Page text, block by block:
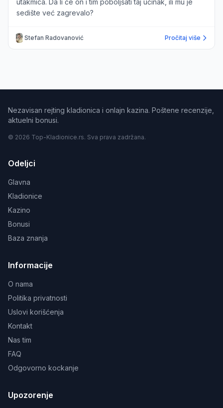
utakmica. Da li će on i tim poboljšati taj učinak, ili mu je
sedište već zagrevalo?
Stefan Radovanović Pročitaj više
Nezavisan rejting kladionica i onlajn kazina. Poštene recenzije,
aktuelni bonusi.
© 2026 Top-Kladionice.rs. Sva prava zadržana.
Odeljci
Glavna
Kladionice
Kazino
Bonusi
Baza znanja
Informacije
O nama
Politika privatnosti
Uslovi korišćenja
Kontakt
Nas tim
FAQ
Odgovorno kockanje
Upozorenje